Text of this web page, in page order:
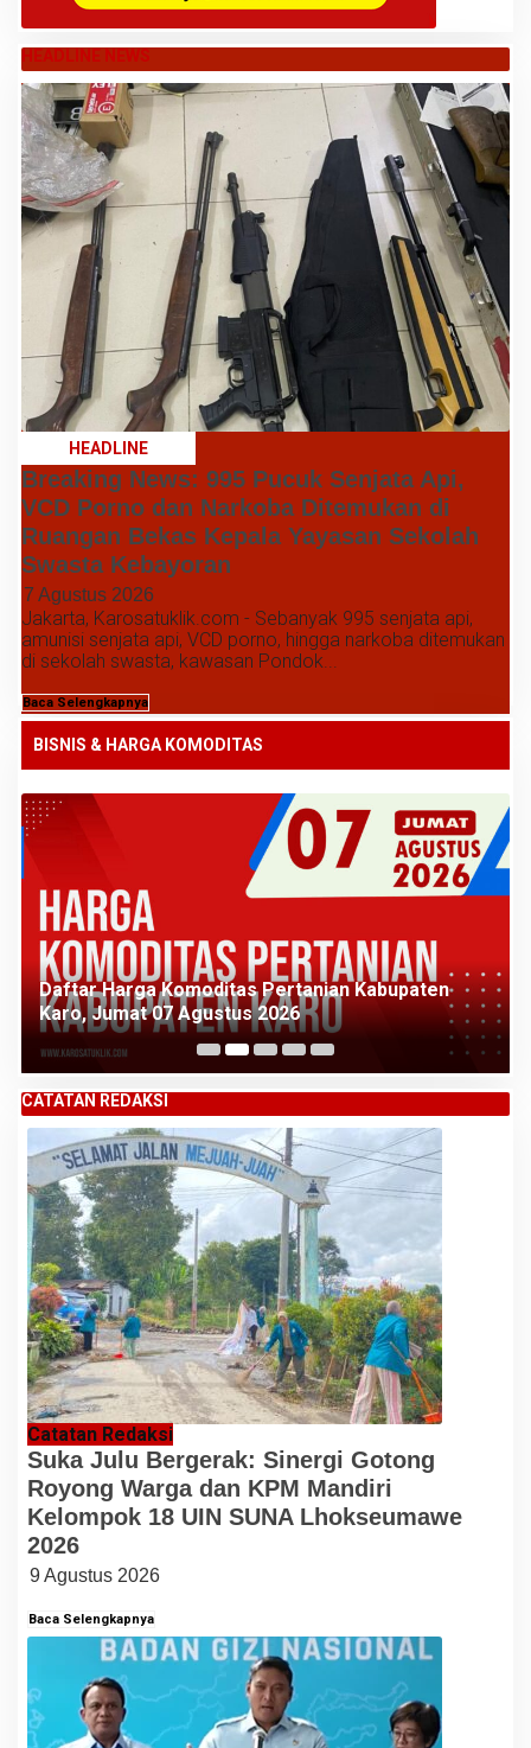
HEADLINE NEWS
HEADLINE
Breaking News: 995 Pucuk Senjata Api,
VCD Porno dan Narkoba Ditemukan di
Ruangan Bekas Kepala Yayasan Sekolah
Swasta Kebayoran
7 Agustus 2026
Jakarta, Karosatuklik.com - Sebanyak 995 senjata api,
amunisi senjata api, VCD porno, hingga narkoba ditemukan
di sekolah swasta, kawasan Pondok...
Baca Selengkapnya
BISNIS & HARGA KOMODITAS
Daftar Harga Komoditas Pertanian Kabupaten
Karo, Jumat 07 Agustus 2026
CATATAN REDAKSI
Catatan Redaksi
Suka Julu Bergerak: Sinergi Gotong
Royong Warga dan KPM Mandiri
Kelompok 18 UIN SUNA Lhokseumawe
2026
9 Agustus 2026
Baca Selengkapnya